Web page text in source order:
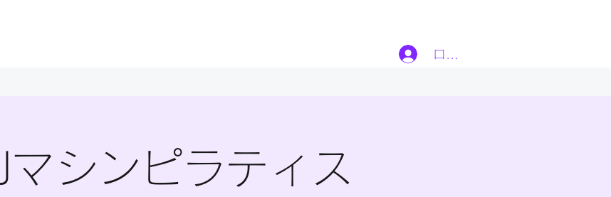
ログイン
マシンピラティス